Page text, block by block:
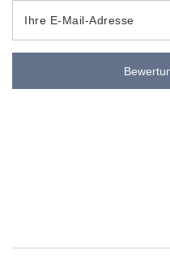
Ihre E-Mail-Adresse